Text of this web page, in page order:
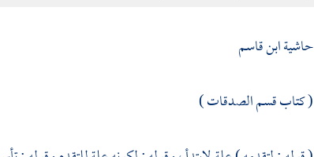
حاشية ابن قاسم
( كتاب قسم الصدقات )